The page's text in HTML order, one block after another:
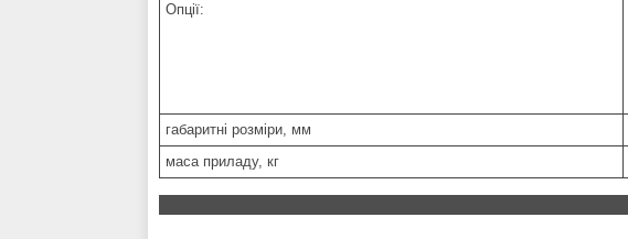
Опції:
габаритні розміри, мм
маса приладу, кг